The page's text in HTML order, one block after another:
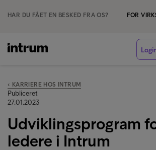
HAR DU FÅET EN BESKED FRA OS? FOR
‹ KARRIERE HOS INTRUM
Publiceret
27.01.2023
Udviklingsprogram
ledere i Intrum